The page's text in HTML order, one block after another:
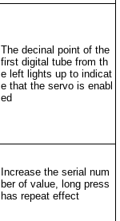
The decinal point of the
first digital tube from th
e left lights up to indicat
e that the servo is enabl
ed
Increase the serial num
ber of value, long press
has repeat effect